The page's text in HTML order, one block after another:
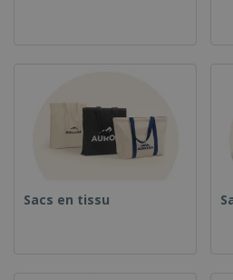
Sacs en tissu